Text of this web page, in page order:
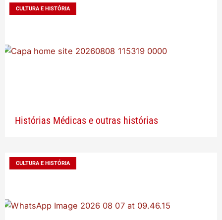
CULTURA E HISTÓRIA
Histórias Médicas e outras histórias
CULTURA E HISTÓRIA